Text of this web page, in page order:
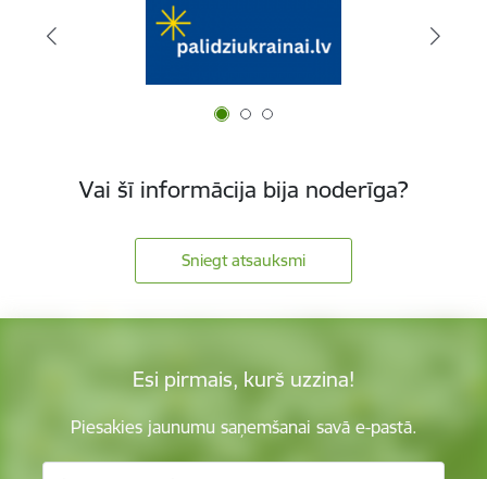
Vai šī informācija bija noderīga?
Sniegt atsauksmi
Esi pirmais, kurš uzzina!
Piesakies jaunumu saņemšanai savā e-pastā.